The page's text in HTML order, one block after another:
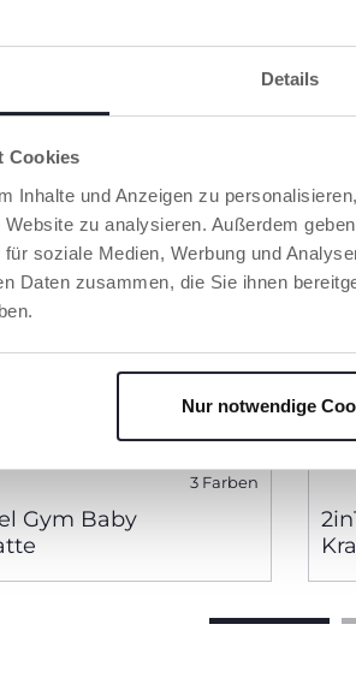
Details
Cookies
Inhalte und Anzeigen zu
zu analysieren. Außerdem
soziale Medien, Werbung und
Daten zusammen, die Sie ihnen
Nur notwendige
3 Farben
Gym Baby